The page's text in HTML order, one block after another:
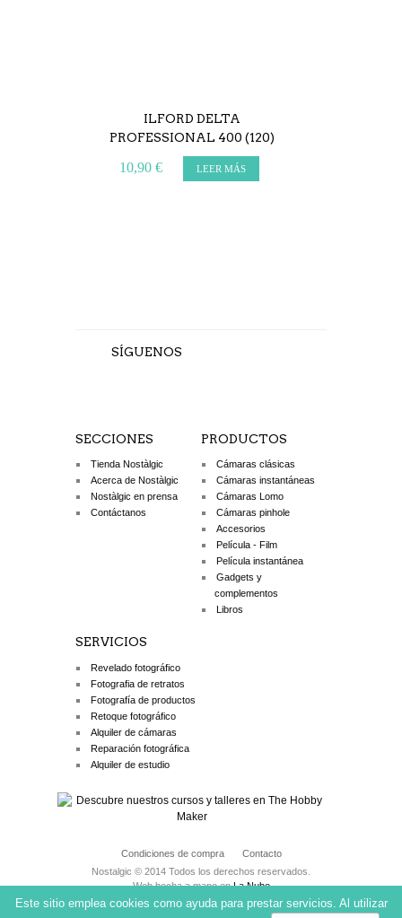
ILFORD DELTA
PROFESSIONAL 400 (120)
10,90 € LEER MÁS
SÍGUENOS
SECCIONES
Tienda Nostàlgic
Acerca de Nostàlgic
Nostàlgic en prensa
Contáctanos
PRODUCTOS
Cámaras clásicas
Cámaras instantáneas
Cámaras Lomo
Cámaras pinhole
Accesorios
Película - Film
Película instantánea
Gadgets y
complementos
Libros
SERVICIOS
Revelado fotográfico
Fotografia de retratos
Fotografía de productos
Retoque fotográfico
Alquiler de cámaras
Reparación fotográfica
Alquiler de estudio
Condiciones de compra
Contacto
Nostalgic © 2014 Todos los derechos reservados.
Web hecha a mano enLa Nube
Este sitio emplea cookies como ayuda para prestar servicios. Al utilizar